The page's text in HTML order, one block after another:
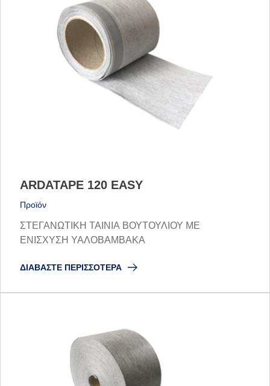
ARDATAPE 120 EASY
Προϊόν
ΣΤΕΓΑΝΩΤΙΚΗ ΤΑΙΝΙΑ ΒΟΥΤΟΥΛΙΟΥ ΜΕ
ΕΝΙΣΧΥΣΗ ΥΑΛΟΒΑΜΒΑΚΑ
ΔΙΑΒΆΣΤΕ ΠΕΡΙΣΣΌΤΕΡΑ